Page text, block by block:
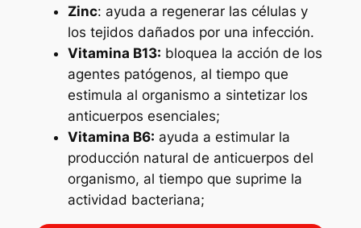
Zinc: ayuda a regenerar las células y
los tejidos dañados por una infección.
Vitamina B13: bloquea la acción de los
agentes patógenos, al tiempo que
estimula al organismo a sintetizar los
anticuerpos esenciales;
Vitamina B6: ayuda a estimular la
producción natural de anticuerpos del
organismo, al tiempo que suprime la
actividad bacteriana;